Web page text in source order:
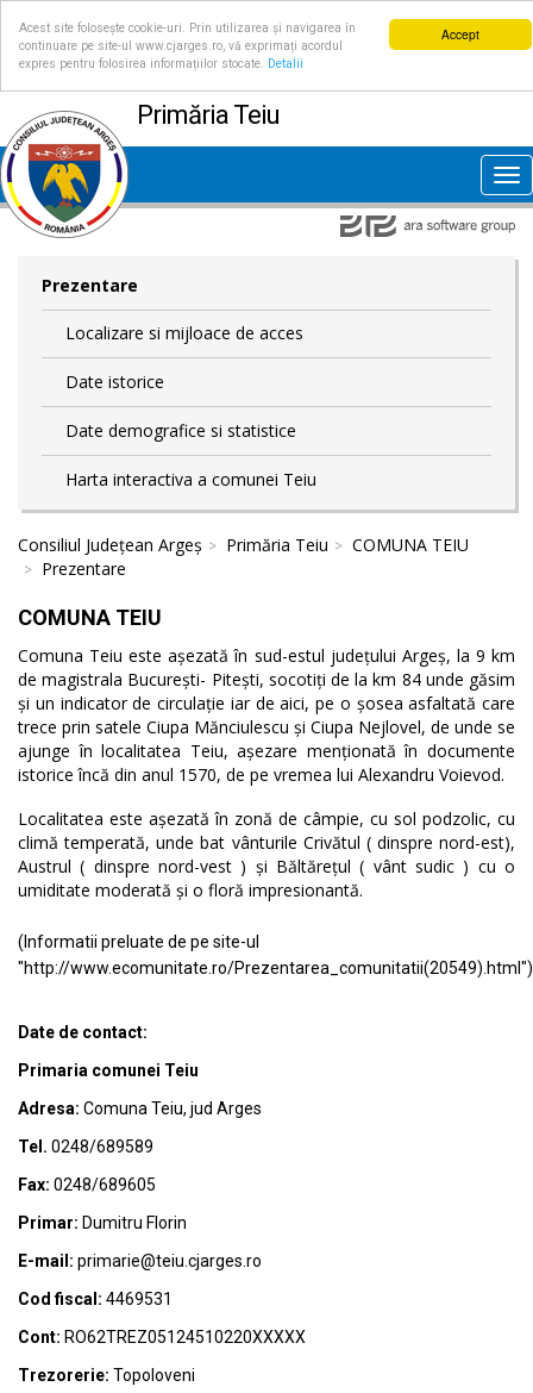
Accept
Acest site folosește cookie-uri. Prin utilizarea și navigarea în
continuare pe site-ul www.cjarges.ro, vă exprimați acordul
expres pentru folosirea informațiilor stocate.
Detalii
Primăria Teiu
Prezentare
Localizare si mijloace de acces
Date istorice
Date demografice si statistice
Harta interactiva a comunei Teiu
Consiliul Județean Argeș Primăria Teiu
COMUNA TEIU
Prezentare
COMUNA TEIU
Comuna Teiu este așezată în sud-estul județului Argeș, la 9 km
de magistrala București- Pitești, socotiți de la km 84 unde găsim
și un indicator de circulație iar de aici, pe o șosea asfaltată care
trece prin satele Ciupa Mănciulescu și Ciupa Nejlovel, de unde se
ajunge în localitatea Teiu, așezare menționată în documente
istorice încă din anul 1570, de pe vremea lui Alexandru Voievod.
Localitatea este așezată în zonă de câmpie, cu sol podzolic, cu
climă temperată, unde bat vânturile Crivătul ( dinspre nord-est),
Austrul ( dinspre nord-vest ) și Băltărețul ( vânt sudic ) cu o
umiditate moderată și o floră impresionantă.
(Informatii preluate de pe site-ul
"http://www.ecomunitate.ro/Prezentarea_comunitatii(20549).html")
Date de contact:
Primaria comunei Teiu
Adresa: Comuna Teiu, jud Arges
Tel. 0248/689589
Fax: 0248/689605
Primar: Dumitru Florin
E-mail: primarie@teiu.cjarges.ro
Cod fiscal: 4469531
Cont: RO62TREZ05124510220XXXXX
Trezorerie: Topoloveni